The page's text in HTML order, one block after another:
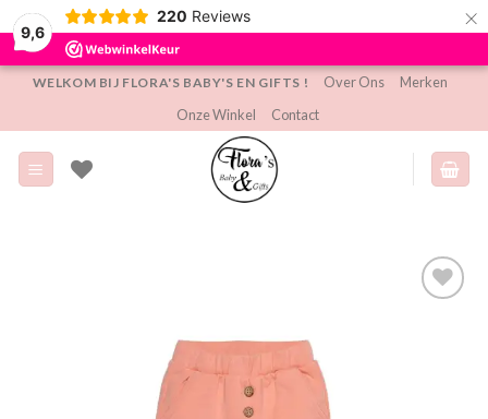
9,6
220 Reviews ×
inhoud
WELKOM BIJ FLORA'S BABY'S EN GIFTS ! Over Ons
Merken
Onze Winkel
Contact